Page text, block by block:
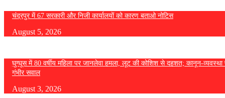
चंद्रपुर में 67 सरकारी और निजी कार्यालयों को कारण बताओ नोटिस
August 5, 2026
घुग्घूस में 80 वर्षीय महिला पर जानलेवा हमला, लूट की कोशिश से दहशत; कानून-व्यवस्था
गंभीर सवाल
August 3, 2026